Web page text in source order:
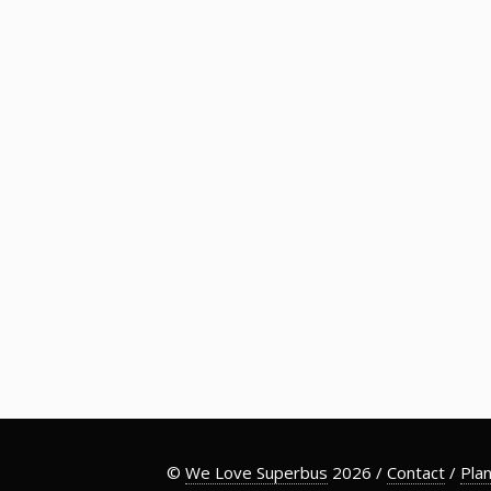
© We Love Superbus 2026 / Contact /